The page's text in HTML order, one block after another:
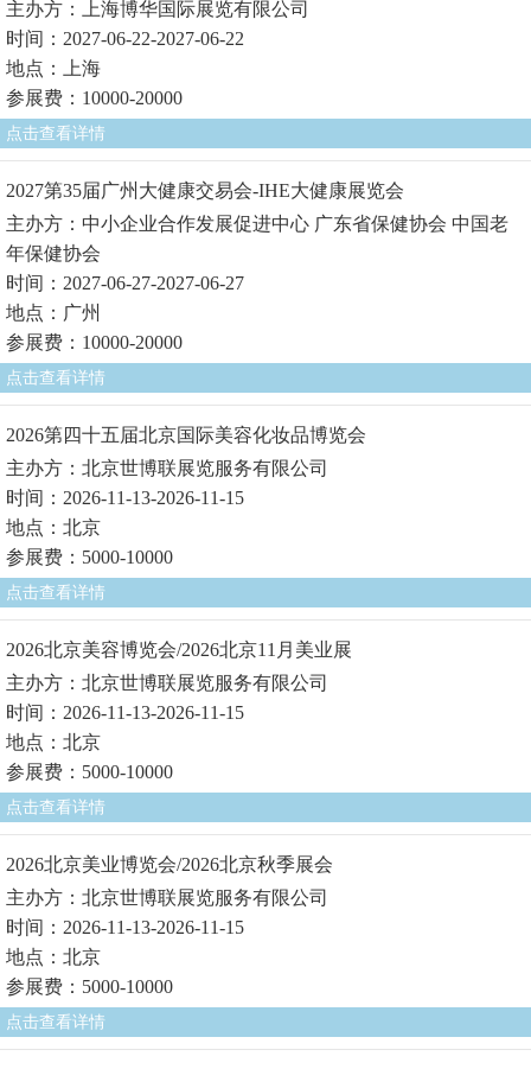
主办方：上海博华国际展览有限公司
时间：2027-06-22-2027-06-22
地点：上海
参展费：10000-20000
点击查看详情
2027第35届广州大健康交易会-IHE大健康展览会
主办方：中小企业合作发展促进中心 广东省保健协会 中国老
年保健协会
时间：2027-06-27-2027-06-27
地点：广州
参展费：10000-20000
点击查看详情
2026第四十五届北京国际美容化妆品博览会
主办方：北京世博联展览服务有限公司
时间：2026-11-13-2026-11-15
地点：北京
参展费：5000-10000
点击查看详情
2026北京美容博览会/2026北京11月美业展
主办方：北京世博联展览服务有限公司
时间：2026-11-13-2026-11-15
地点：北京
参展费：5000-10000
点击查看详情
2026北京美业博览会/2026北京秋季展会
主办方：北京世博联展览服务有限公司
时间：2026-11-13-2026-11-15
地点：北京
参展费：5000-10000
点击查看详情